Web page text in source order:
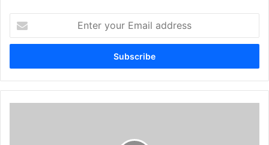
your
Email